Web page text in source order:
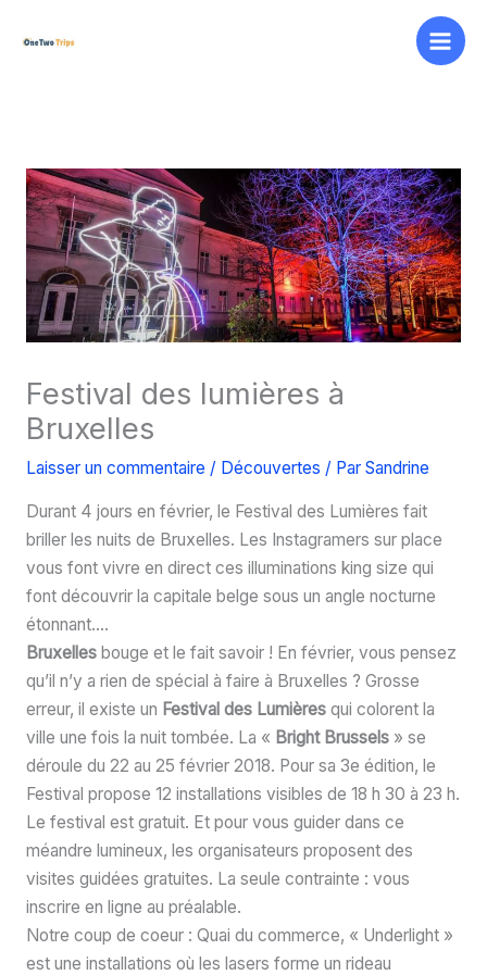
Festival des lumières à
Bruxelles
Laisser un commentaire / Découvertes / Par Sandrine
Durant 4 jours en février, le Festival des Lumières fait
briller les nuits de Bruxelles. Les Instagramers sur place
vous font vivre en direct ces illuminations king size qui
font découvrir la capitale belge sous un angle nocturne
étonnant….
Bruxellesbouge et le fait savoir ! En février, vous pensez
qu’il n’y a rien de spécial à faire à Bruxelles ? Grosse
erreur, il existe un Festival des Lumièresqui colorent la
ville une fois la nuit tombée. La « Bright Brussels» se
déroule du 22 au 25 février 2018. Pour sa 3e édition, le
Festival propose 12 installations visibles de 18 h 30 à 23 h.
Le festival est gratuit. Et pour vous guider dans ce
méandre lumineux, les organisateurs proposent des
visites guidées gratuites. La seule contrainte : vous
inscrire en ligne au préalable.
Notre coup de coeur : Quai du commerce, « Underlight »
est une installations où les lasers forme un rideau